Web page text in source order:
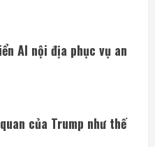
AI nội địa phục vụ an
của Trump như thế